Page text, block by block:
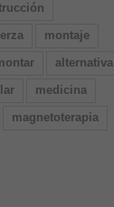
montaje
alternativa
medicina
magnetoterapia